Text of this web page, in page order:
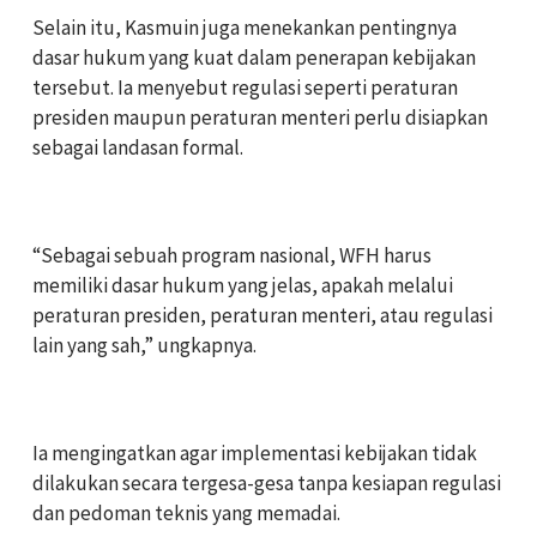
Selain itu, Kasmuin juga menekankan pentingnya
dasar hukum yang kuat dalam penerapan kebijakan
tersebut. Ia menyebut regulasi seperti peraturan
presiden maupun peraturan menteri perlu disiapkan
sebagai landasan formal.
“Sebagai sebuah program nasional, WFH harus
memiliki dasar hukum yang jelas, apakah melalui
peraturan presiden, peraturan menteri, atau regulasi
lain yang sah,” ungkapnya.
Ia mengingatkan agar implementasi kebijakan tidak
dilakukan secara tergesa-gesa tanpa kesiapan regulasi
dan pedoman teknis yang memadai.